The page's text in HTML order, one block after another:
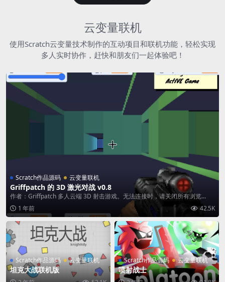
云变量联机
使用Scratch云变量技术制作的互动项目和联机功能，轻松实现
多人实时协作，赶快和朋友们一起体验吧！
Scratch作品源码 云变量联机
Griffpatch 的 3D 激光对战 v0.8
作者：Griffpatch 多人云端 3D 射击游戏。无法连接时，请关闭所有浏览...
1 年前
42.5K
Scratch作品源码 云变量联机
坦克大战联机版
Scratch作品源码 云变量联机
喷射战士